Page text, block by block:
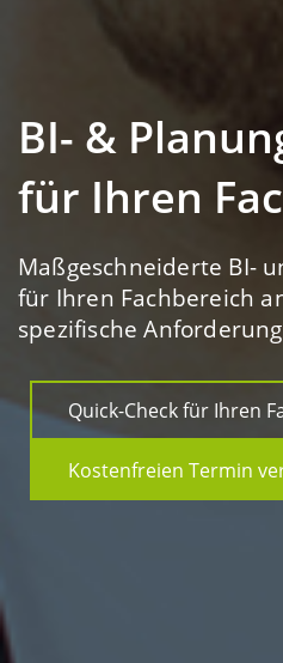
BI- &
für Ihren
Maßgeschneiderte BI-
für Ihren Fachbereich
spezifische
Quick-Check für Ihren
Kostenfreien Termin